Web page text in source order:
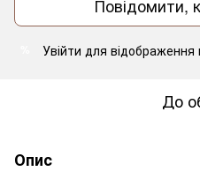
Повідомити,
Увійти для відображення
До
Опис